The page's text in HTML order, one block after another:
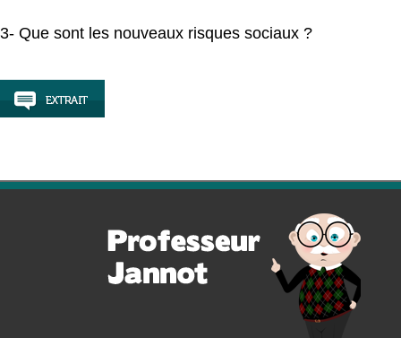
3- Que sont les nouveaux risques sociaux ?